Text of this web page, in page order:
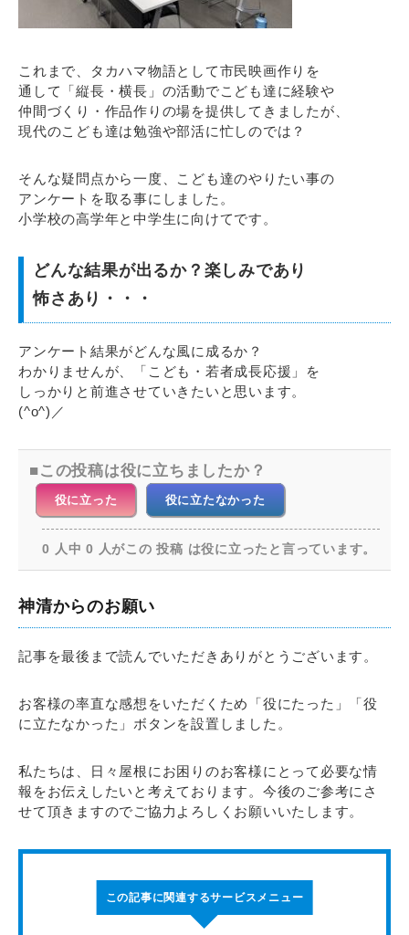
これまで、タカハマ物語として市民映画作りを
通して「縦長・横長」の活動でこども達に経験や
仲間づくり・作品作りの場を提供してきましたが、
現代のこども達は勉強や部活に忙しのでは？
そんな疑問点から一度、こども達のやりたい事の
アンケートを取る事にしました。
小学校の高学年と中学生に向けてです。
どんな結果が出るか？楽しみであり
怖さあり・・・
アンケート結果がどんな風に成るか？
わかりませんが、「こども・若者成長応援」を
しっかりと前進させていきたいと思います。
(^o^)／
この投稿は役に立ちましたか？
役に立った 役に立たなかった
0 人中 0 人がこの 投稿 は役に立ったと言っています。
神清からのお願い
記事を最後まで読んでいただきありがとうございます。
お客様の率直な感想をいただくため「役にたった」「役
に立たなかった」ボタンを設置しました。
私たちは、日々屋根にお困りのお客様にとって必要な情
報をお伝えしたいと考えております。今後のご参考にさ
せて頂きますのでご協力よろしくお願いいたします。
この記事に関連するサービスメニュー